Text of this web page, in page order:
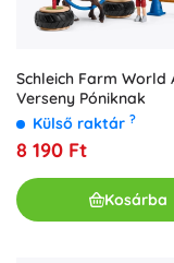
Schleich Farm World
Verseny Póniknak
Külső raktár ?
8 190 Ft
Kosárba